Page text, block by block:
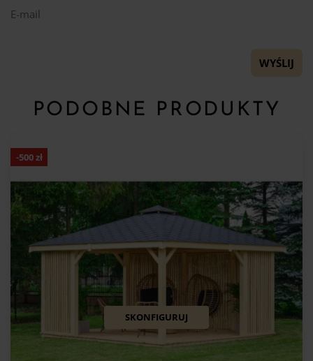
E-mail
PODOBNE PRODUKTY
-500zł
SKONFIGURUJ